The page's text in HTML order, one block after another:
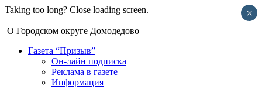
Taking too long? Close loading screen.
О Городском округе Домодедово
Газета “Призыв”
Он-лайн подписка
Реклама в газете
Информация
×